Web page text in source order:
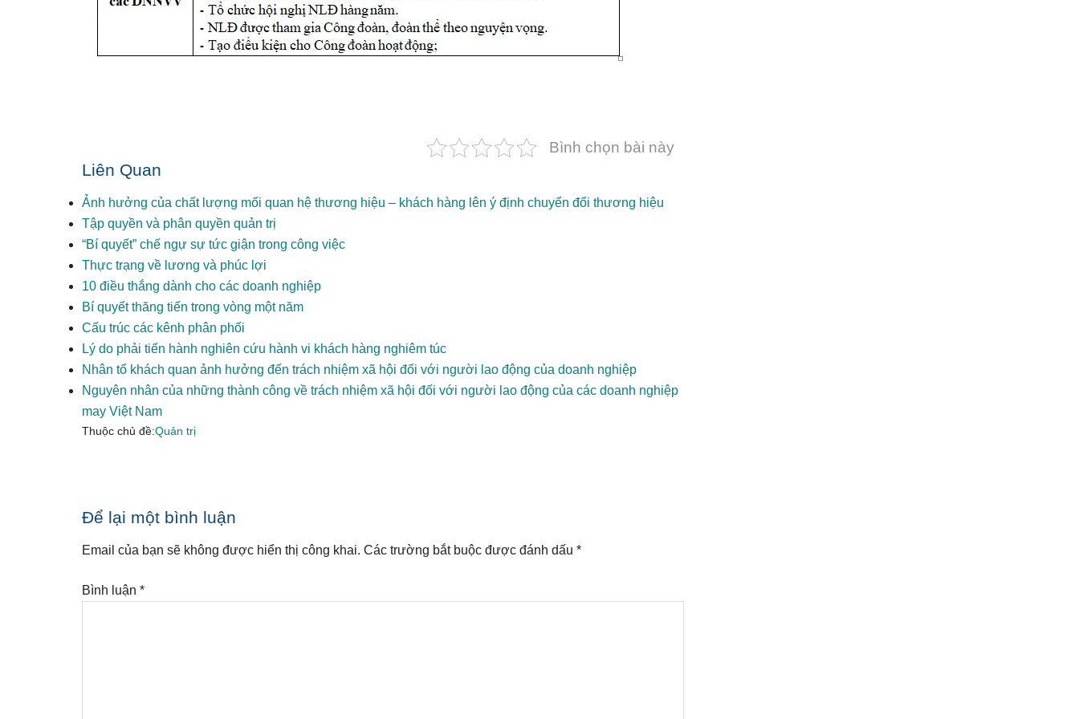
Bình chọn bài này
Liên Quan
Ảnh hưởng của chất lượng mối quan hệ thương hiệu – khách hàng lên ý định chuyển đổi thương hiệu
Tập quyền và phân quyền quản trị
“Bí quyết” chế ngự sự tức giận trong công việc
Thực trạng về lương và phúc lợi
10 điều thắng dành cho các doanh nghiệp
Bí quyết thăng tiến trong vòng một năm
Cấu trúc các kênh phân phối
Lý do phải tiến hành nghiên cứu hành vi khách hàng nghiêm túc
Nhân tố khách quan ảnh hưởng đến trách nhiệm xã hội đối với người lao động của doanh nghiệp
Nguyên nhân của những thành công về trách nhiệm xã hội đối với người lao động của các doanh nghiệp
may Việt Nam
Thuộc chủ đề:Quản trị
Reader
Interactions
Để lại một bình luận
Email của bạn sẽ không được hiển thị công khai. Các trường bắt buộc được đánh dấu *
Bình luận *